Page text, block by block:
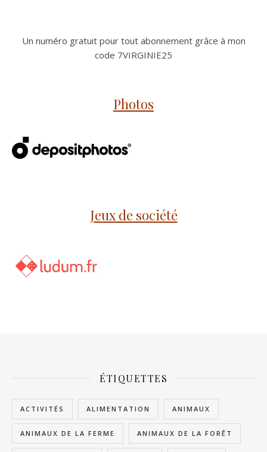
Un numéro gratuit pour tout abonnement grâce à mon
code 7VIRGINIE25
Photos
Jeux de société
ÉTIQUETTES
ACTIVITÉS ALIMENTATION ANIMAUX
ANIMAUX DE LA FERME ANIMAUX DE LA FORÊT